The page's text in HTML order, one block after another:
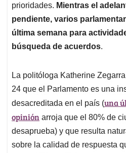
prioridades. Mientras el
pendiente, varios
última semana para
búsqueda de acuerdos.
La politóloga Katherine
24 que el Parlamento es una
desacreditada en el país (una
opinión arroja que el 80% de
desaprueba) y que resulta
sobre la calidad de respuesta